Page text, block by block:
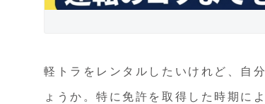
軽トラをレンタルしたいけれど、自
ょうか。特に免許を取得した時期に